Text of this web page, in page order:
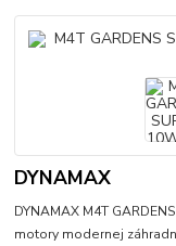
DYNAMAX
DYNAMAX M4T
motory modernej